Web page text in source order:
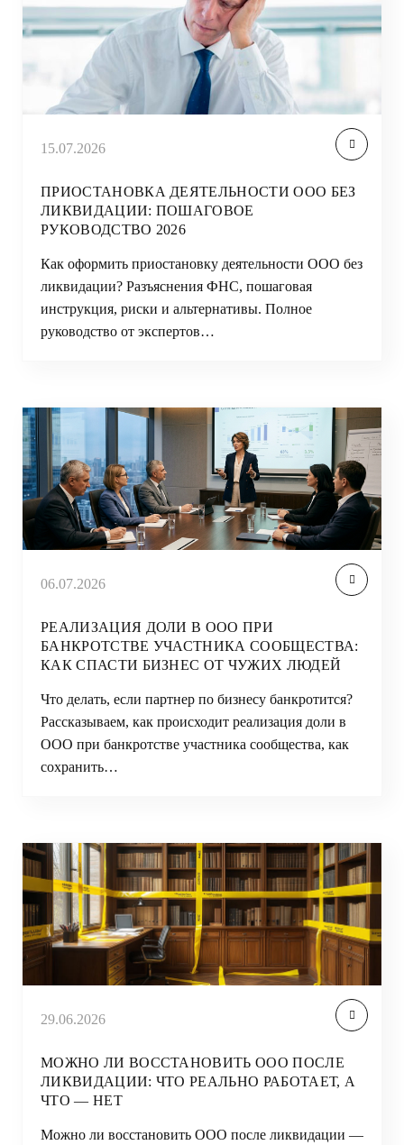
15.07.2026
ПРИОСТАНОВКА ДЕЯТЕЛЬНОСТИ ООО БЕЗ
ЛИКВИДАЦИИ: ПОШАГОВОЕ
РУКОВОДСТВО 2026
Как оформить приостановку деятельности ООО без
ликвидации? Разъяснения ФНС, пошаговая
инструкция, риски и альтернативы. Полное
руководство от экспертов…
06.07.2026
РЕАЛИЗАЦИЯ ДОЛИ В ООО ПРИ
БАНКРОТСТВЕ УЧАСТНИКА СООБЩЕСТВА:
КАК СПАСТИ БИЗНЕС ОТ ЧУЖИХ ЛЮДЕЙ
Что делать, если партнер по бизнесу банкротится?
Рассказываем, как происходит реализация доли в
ООО при банкротстве участника сообщества, как
сохранить…
29.06.2026
МОЖНО ЛИ ВОССТАНОВИТЬ ООО ПОСЛЕ
ЛИКВИДАЦИИ: ЧТО РЕАЛЬНО РАБОТАЕТ, А
ЧТО — НЕТ
Можно ли восстановить ООО после ликвидации —